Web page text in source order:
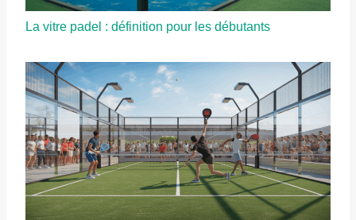
La vitre padel : définition pour les débutants